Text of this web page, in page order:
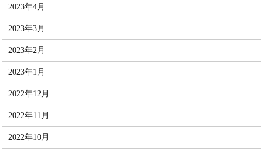
2023年4月
2023年3月
2023年2月
2023年1月
2022年12月
2022年11月
2022年10月